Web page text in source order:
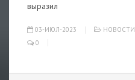
выразил
03-ИЮЛ-2023 НОВОСТИ
0